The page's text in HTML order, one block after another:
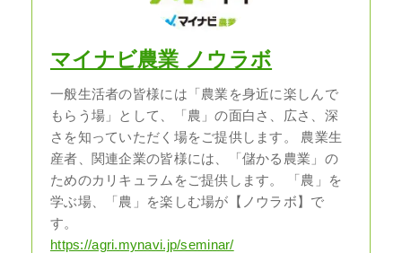
マイナビ農業 ノウラボ
一般生活者の皆様には「農業を身近に楽しんで
もらう場」として、「農」の面白さ、広さ、深
さを知っていただく場をご提供します。 農業生
産者、関連企業の皆様には、「儲かる農業」の
ためのカリキュラムをご提供します。 「農」を
学ぶ場、「農」を楽しむ場が【ノウラボ】で
す。
https://agri.mynavi.jp/seminar/